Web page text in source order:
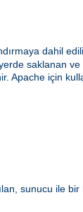
dahil
saklanan
Apache için
sunucu ile